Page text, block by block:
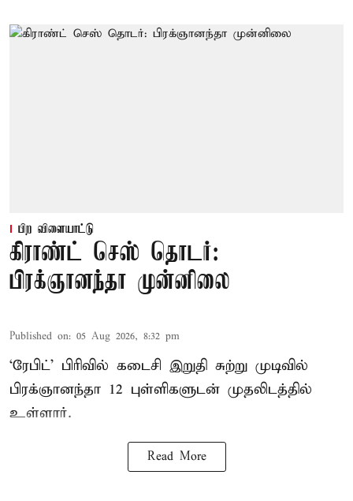
பிற விளையாட்டு
கிராண்ட் செஸ் தொடர்:
பிரக்ஞானந்தா முன்னிலை
Published on: 05 Aug 2026, 8:32 pm
‘ரேபிட்’ பிரிவில் கடைசி இறுதி சுற்று முடிவில்
பிரக்ஞானந்தா 12 புள்ளிகளுடன் முதலிடத்தில்
உள்ளார்.
Read More